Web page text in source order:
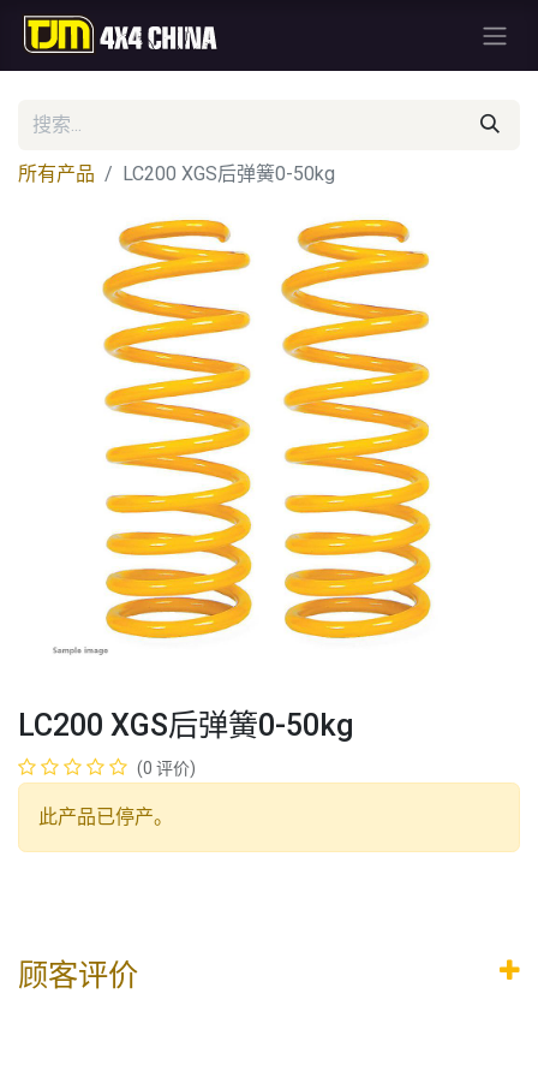
所有产品 LC200 XGS后弹簧0-50kg
LC200 XGS后弹簧0-50kg
(0 评价)
此产品已停产。
顾客评价